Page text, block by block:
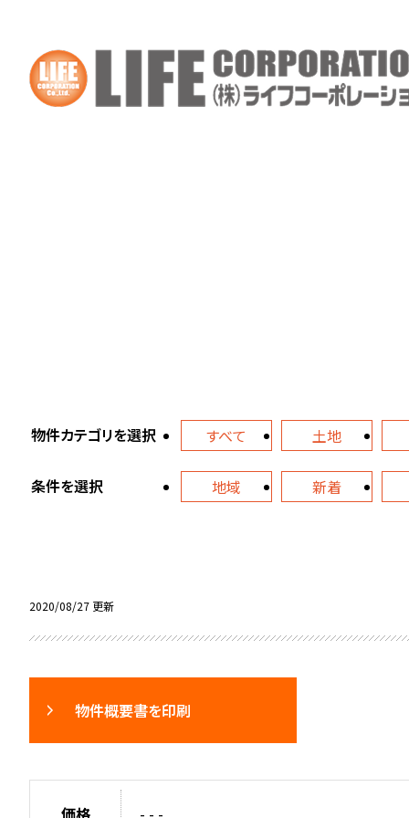
物件カテゴリを選択 すべて 土地
条件を選択 地域 新着
2020/08/27 更新
物件概要書を印刷
価格 - - -